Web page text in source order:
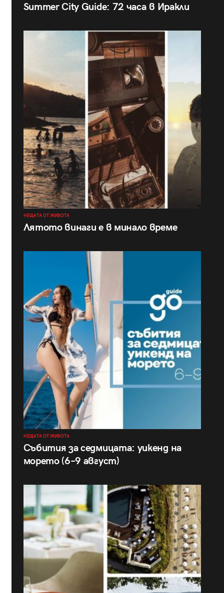
Summer City Guide: 72 часа в Иракли
НЕЩАТА ОТ ЖИВОТА
Лятото винаги е в минало време
НЕЩАТА ОТ ЖИВОТА
Събития за седмицата: уикенд на
морето (6–9 август)